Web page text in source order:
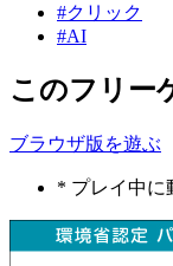
#クリック
#AI
このフリー
ブラウザ版を遊ぶ
* プレイ中に